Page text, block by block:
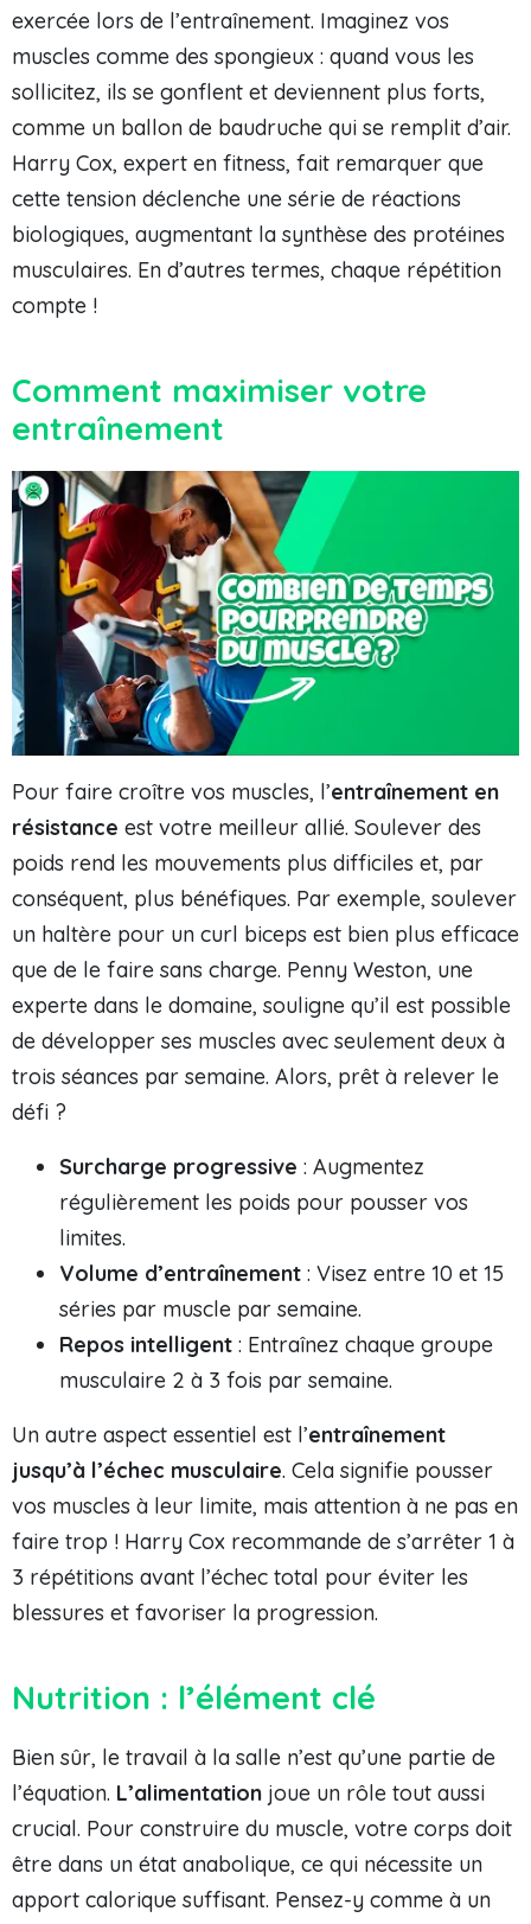
exercée lors de l’entraînement. Imaginez vos
muscles comme des spongieux : quand vous les
sollicitez, ils se gonflent et deviennent plus forts,
comme un ballon de baudruche qui se remplit d’air.
Harry Cox, expert en fitness, fait remarquer que
cette tension déclenche une série de réactions
biologiques, augmentant la synthèse des protéines
musculaires. En d’autres termes, chaque répétition
compte !
Comment maximiser votre
entraînement
Pour faire croître vos muscles, l’entraînement en
résistance est votre meilleur allié. Soulever des
poids rend les mouvements plus difficiles et, par
conséquent, plus bénéfiques. Par exemple, soulever
un haltère pour un curl biceps est bien plus efficace
que de le faire sans charge. Penny Weston, une
experte dans le domaine, souligne qu’il est possible
de développer ses muscles avec seulement deux à
trois séances par semaine. Alors, prêt à relever le
défi ?
Surcharge progressive : Augmentez
régulièrement les poids pour pousser vos
limites.
Volume d’entraînement : Visez entre 10 et 15
séries par muscle par semaine.
Repos intelligent : Entraînez chaque groupe
musculaire 2 à 3 fois par semaine.
Un autre aspect essentiel est l’entraînement
jusqu’à l’échec musculaire. Cela signifie pousser
vos muscles à leur limite, mais attention à ne pas en
faire trop ! Harry Cox recommande de s’arrêter 1 à
3 répétitions avant l’échec total pour éviter les
blessures et favoriser la progression.
Nutrition : l’élément clé
Bien sûr, le travail à la salle n’est qu’une partie de
l’équation. L’alimentation joue un rôle tout aussi
crucial. Pour construire du muscle, votre corps doit
être dans un état anabolique, ce qui nécessite un
apport calorique suffisant. Pensez-y comme à un